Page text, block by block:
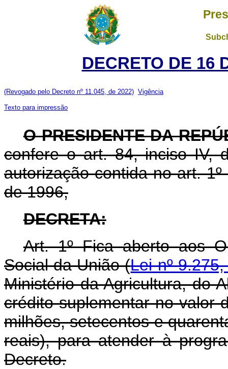
DECRETO DE 16
(Revogado pelo Decreto nº 11.045, de 2022) Vigência
Texto para impressão
O PRESIDENTE DA
confere o art. 84, inciso IV,
autorização contida no art.
de 1996,
DECRETA:
Art. 1º Fica aberto aos
Social da União (Lei nº
Ministério da Agricultura, do
crédito suplementar no valor
milhões, setecentos e
reais), para atender à
Decreto.